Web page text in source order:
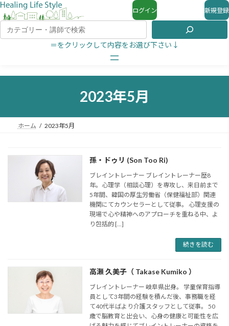
ログイン 新規登録
＝をクリックして内容をお選び下さい↓
2023年5月
ホーム 2023年5月
孫・ドゥリ (Son Too Ri)
ブレイントレーナー ブレイントレーナー歴8
年。心理学（相談心理）を専攻し、来日前まで
5年間、韓国の厚生労働省（保健福祉部）関連
機関にてカウンセラーとして従事。 心理支援の
現場で心や精神へのアプローチを重ねる中、よ
り包括的 […]
続きを読む
高瀬 久美子（ Takase Kumiko ）
ブレイントレーナー 岐阜県出身。 学童保育指導
員として3年間の経験を積んだ後、事務職を経
て40代半ばより介護スタッフとして従事。 50
歳で脳教育と出会い、心身の健康と可能性を広